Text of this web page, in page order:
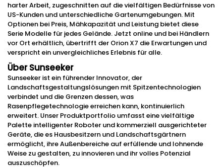
harter Arbeit, zugeschnitten auf die vielfältigen Bedürfnisse von
US-Kunden und unterschiedliche Gartenumgebungen. Mit
Optionen bei Preis, Mähkapazität und Leistung bietet diese
Serie Modelle für jedes Gelände. Jetzt online und bei Händlern
vor Ort erhältlich, übertrifft der Orion X7 die Erwartungen und
verspricht ein unvergleichliches Erlebnis für alle.
Über Sunseeker
Sunseeker ist ein führender Innovator, der
Landschaftsgestaltungslösungen mit Spitzentechnologien
verbindet und die Grenzen dessen, was
Rasenpflegetechnologie erreichen kann, kontinuierlich
erweitert. Unser Produktportfolio umfasst eine vielfältige
Palette intelligenter Roboter und kommerziell ausgerichteter
Geräte, die es Hausbesitzern und Landschaftsgärtnern
ermöglicht, ihre Außenbereiche auf erfüllende und lohnende
Weise zu gestalten, zu innovieren und ihr volles Potenzial
auszuschöpfen.